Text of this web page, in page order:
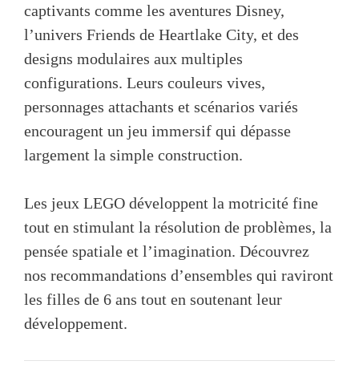
captivants comme les aventures Disney,
l’univers Friends de Heartlake City, et des
designs modulaires aux multiples
configurations. Leurs couleurs vives,
personnages attachants et scénarios variés
encouragent un jeu immersif qui dépasse
largement la simple construction.
Les jeux LEGO développent la motricité fine
tout en stimulant la résolution de problèmes, la
pensée spatiale et l’imagination. Découvrez
nos recommandations d’ensembles qui raviront
les filles de 6 ans tout en soutenant leur
développement.